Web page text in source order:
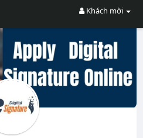
Khách mời